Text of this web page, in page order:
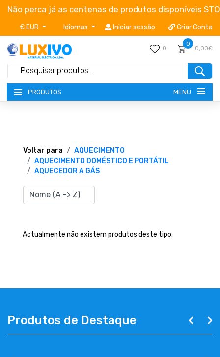
Não perca já as centenas de produtos disponíveis
€ EUR Idiomas Iniciar sessão Criar Conta
0
0
0,00€
PRODUTOS MENU
TERMOS E CONDIÇÕES
CATÁLOGOS
CAMPANHAS
Voltar para
AQUECIMENTO
AQUECIMENTO DOMÉSTICO E PORTÁTIL
AQUECEDOR A GÁS
Actualmente não existem produtos deste tipo.
Produtos de Destaque